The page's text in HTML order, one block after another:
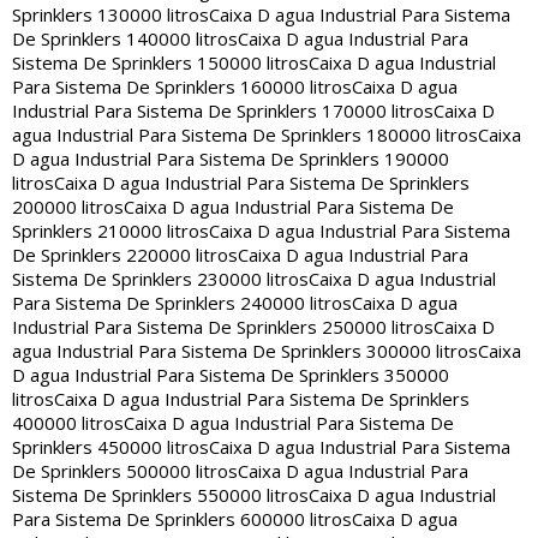
Sprinklers 130000 litrosCaixa D agua Industrial Para Sistema
De Sprinklers 140000 litrosCaixa D agua Industrial Para
Sistema De Sprinklers 150000 litrosCaixa D agua Industrial
Para Sistema De Sprinklers 160000 litrosCaixa D agua
Industrial Para Sistema De Sprinklers 170000 litrosCaixa D
agua Industrial Para Sistema De Sprinklers 180000 litrosCaixa
D agua Industrial Para Sistema De Sprinklers 190000
litrosCaixa D agua Industrial Para Sistema De Sprinklers
200000 litrosCaixa D agua Industrial Para Sistema De
Sprinklers 210000 litrosCaixa D agua Industrial Para Sistema
De Sprinklers 220000 litrosCaixa D agua Industrial Para
Sistema De Sprinklers 230000 litrosCaixa D agua Industrial
Para Sistema De Sprinklers 240000 litrosCaixa D agua
Industrial Para Sistema De Sprinklers 250000 litrosCaixa D
agua Industrial Para Sistema De Sprinklers 300000 litrosCaixa
D agua Industrial Para Sistema De Sprinklers 350000
litrosCaixa D agua Industrial Para Sistema De Sprinklers
400000 litrosCaixa D agua Industrial Para Sistema De
Sprinklers 450000 litrosCaixa D agua Industrial Para Sistema
De Sprinklers 500000 litrosCaixa D agua Industrial Para
Sistema De Sprinklers 550000 litrosCaixa D agua Industrial
Para Sistema De Sprinklers 600000 litrosCaixa D agua